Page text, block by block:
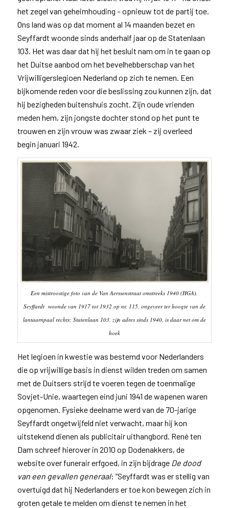
het zegel van geheimhouding – opnieuw tot de partij toe.
Ons land was op dat moment al 14 maanden bezet en
Seyffardt woonde sinds anderhalf jaar op de Statenlaan
103. Het was daar dat hij het besluit nam om in te gaan op
het Duitse aanbod om het bevelhebberschap van het
Vrijwilligerslegioen Nederland op zich te nemen. Een
bijkomende reden voor die beslissing zou kunnen zijn, dat
hij bezigheden buitenshuis zocht. Zijn oude vrienden
meden hem, zijn jongste dochter stond op het punt te
trouwen en zijn vrouw was zwaar ziek – zij overleed
begin januari 1942.
Een mistroostige foto van de Van Aerssenstraat omstreeks 1940 (HGA).
Seyffardt woonde van 1917 tot 1932 op nr. 115, ongeveer ter hoogte van de
lantaarnpaal rechts; Statenlaan 103, zijn adres sinds 1940, is daar net om de
hoek
Het legioen in kwestie was bestemd voor Nederlanders
die op vrijwillige basis in dienst wilden treden om samen
met de Duitsers strijd te voeren tegen de toenmalige
Sovjet-Unie, waartegen eind juni 1941 de wapenen waren
opgenomen. Fysieke deelname werd van de 70-jarige
Seyffardt ongetwijfeld niet verwacht, maar hij kon
uitstekend dienen als publicitair uithangbord. René ten
Dam schreef hierover in 2010 op Dodenakkers, de
website over funerair erfgoed, in zijn bijdrage De dood
van een gevallen generaal: “Seyffardt was er stellig van
overtuigd dat hij Nederlanders er toe kon bewegen zich in
groten getale te melden om dienst te nemen in het